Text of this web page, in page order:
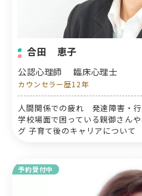
合田 恵子
公認心理師 臨床心理士
カウンセラー歴12年
人間関係での疲れ 発達障害・行
学校場面で困っている親御さん
グ 子育て後のキャリアについて
予約受付中